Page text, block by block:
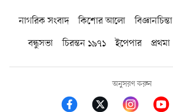
নাগরিক সংবাদ কিশোর আলো বিজ্ঞানচিন্তা
বন্ধুসভা
চিরন্তন ১৯৭১ ইপেপার প্রথমা
অনুসরণ করুন